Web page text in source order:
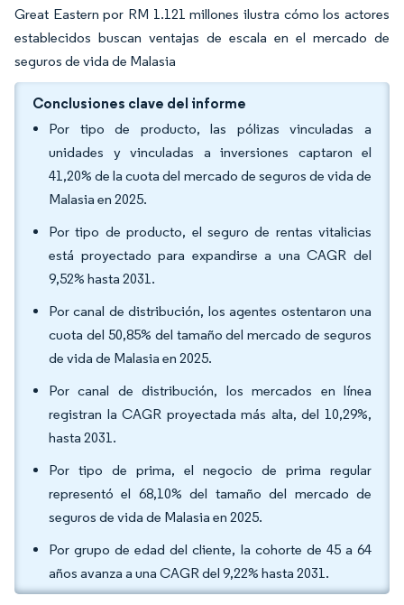
Great Eastern por RM 1.121 millones ilustra cómo los actores
establecidos buscan ventajas de escala en el mercado de
seguros de vida de Malasia
Conclusiones clave del informe
Por tipo de producto, las pólizas vinculadas a
unidades y vinculadas a inversiones captaron el
41,20% de la cuota del mercado de seguros de vida de
Malasia en 2025.
Por tipo de producto, el seguro de rentas vitalicias
está proyectado para expandirse a una CAGR del
9,52% hasta 2031.
Por canal de distribución, los agentes ostentaron una
cuota del 50,85% del tamaño del mercado de seguros
de vida de Malasia en 2025.
Por canal de distribución, los mercados en línea
registran la CAGR proyectada más alta, del 10,29%,
hasta 2031.
Por tipo de prima, el negocio de prima regular
representó el 68,10% del tamaño del mercado de
seguros de vida de Malasia en 2025.
Por grupo de edad del cliente, la cohorte de 45 a 64
años avanza a una CAGR del 9,22% hasta 2031.